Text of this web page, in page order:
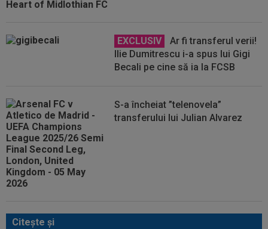
EXCLUSIV
Ar fi transferul verii!
Ilie Dumitrescu i-a spus lui Gigi
Becali pe cine să ia la FCSB
S-a încheiat ”telenovela”
transferului lui Julian Alvarez
Citeşte şi